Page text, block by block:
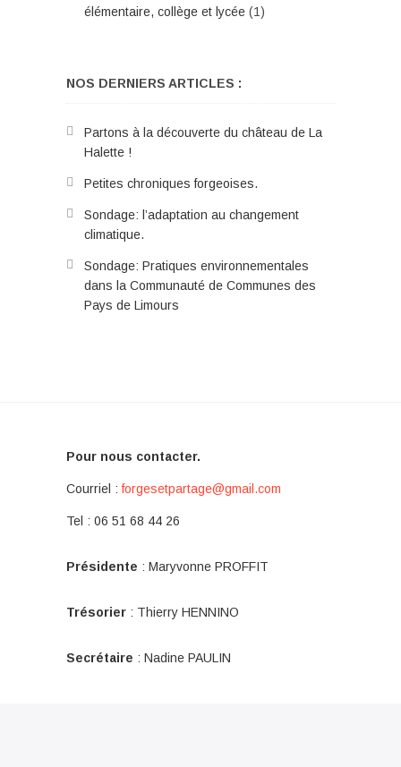
élémentaire, collège et lycée (1)
NOS DERNIERS ARTICLES :
Partons à la découverte du château de La
Halette !
Petites chroniques forgeoises.
Sondage: l’adaptation au changement
climatique.
Sondage: Pratiques environnementales
dans la Communauté de Communes des
Pays de Limours
Pour nous contacter.
Courriel :forgesetpartage@gmail.com
Tel : 06 51 68 44 26
Présidente : Maryvonne PROFFIT
Trésorier : Thierry HENNINO
Secrétaire : Nadine PAULIN